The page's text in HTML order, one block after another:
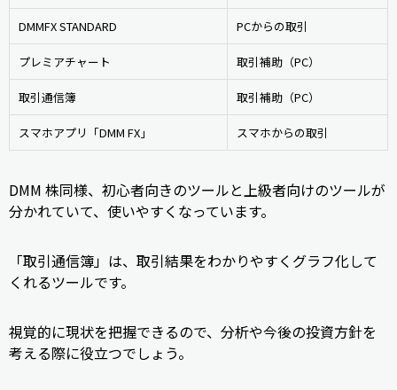
DMMFX STANDARD PCからの取引
プレミアチャート 取引補助（PC）
取引通信簿 取引補助（PC）
スマホアプリ「DMM FX」 スマホからの取引
DMM 株同様、初心者向きのツールと上級者向けのツールが
分かれていて、使いやすくなっています。
「取引通信簿」は、取引結果をわかりやすくグラフ化して
くれるツールです。
視覚的に現状を把握できるので、分析や今後の投資方針を
考える際に役立つでしょう。